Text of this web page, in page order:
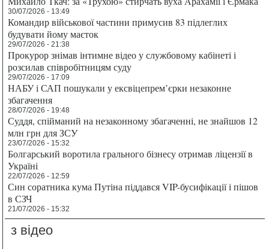
30/07/2026 - 13:49
Командир військової частини примусив 83 підлеглих
будувати йому маєток
29/07/2026 - 21:38
Прокурор знімав інтимне відео у службовому кабінеті і
розсилав співробітницям суду
29/07/2026 - 17:09
НАБУ і САП пошукали у ексвіцепрем’єрки незаконне
збагачення
28/07/2026 - 19:48
Суддя, спійманий на незаконному збагаченні, не знайшов 12
млн грн для ЗСУ
23/07/2026 - 15:32
Болгарський воротила грального бізнесу отримав ліцензії в
Україні
22/07/2026 - 12:59
Син соратника кума Путіна піддався VIP-бусифікації і пішов
в СЗЧ
21/07/2026 - 15:32
з відео